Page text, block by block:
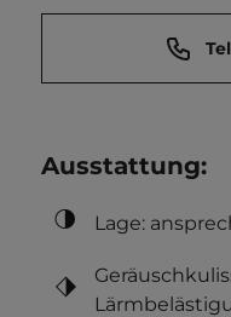
Ausstattung:
Lage: